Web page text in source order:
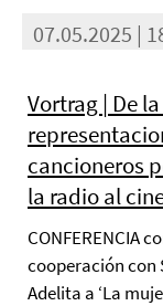
07.05.2025 |
Vortrag | De
cancioneros
la radio al
CONFERENCIA
cooperación con
Adelita a ‘La